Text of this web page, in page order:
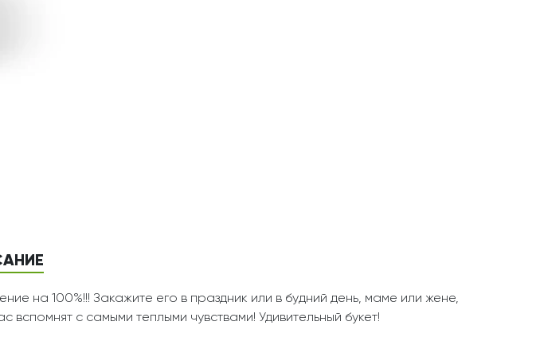
на 100%!!! Закажите его в праздник или в будний день, маме или жене,
с самыми теплыми чувствами! Удивительный букет!